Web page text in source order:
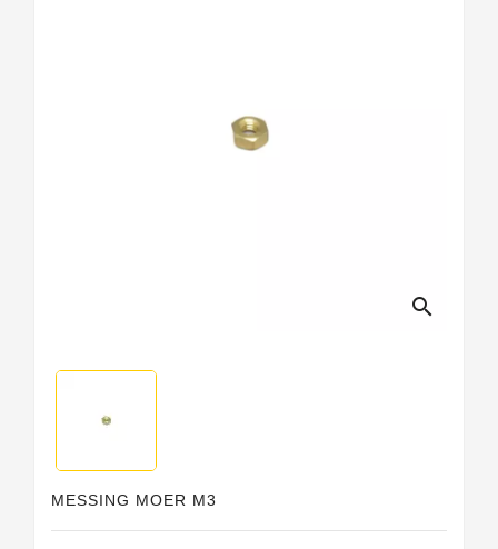
search
MESSING MOER M3